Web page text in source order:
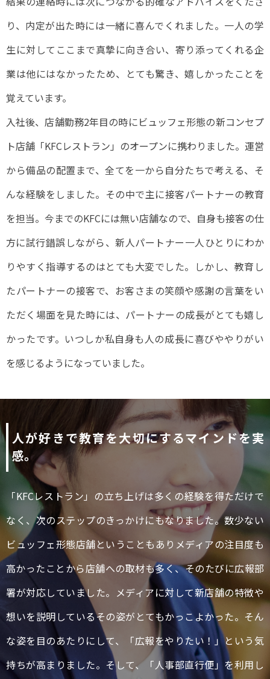
り、内定が出た時には一緒に喜んでくれました。一人の学
生に対してここまで真摯に向き合い、寄り添ってくれる企
業は他にはなかったため、とても驚き、嬉しかったことを
覚えています。
入社後、店舗勤務2年目の時にビュッフェ形態の新コンセプ
ト店舗「KFCレストラン」のオープンに携わりました。運営
から備品の配置まで、全てを一から自分たちで考える、そ
んな経験をしました。その中で主に接客パートナーの教育
を担当。今までのKFCには無い店舗なので、自身も接客の仕
方に試行錯誤しながら、新人パートナー一人ひとりにわか
りやすく指導するのはとても大変でした。しかし、教育し
たパートナーの接客で、お客さまの笑顔や感謝の言葉をい
ただく場面を見た時には、パートナーの成長がとても嬉し
かったです。いつしか私自身も人の成長に喜びややりがい
を感じるようになっていました。
人が好きで教育を大切にするマインドを実
感。
「KFCレストラン」の立ち上げは多くの経験を得ただけで
なく、次のステップのきっかけにもなりました。数少ない
ビュッフェ形態店舗ということもありメディアの注目度も
高かったことから店舗への取材も多く、そのたびに広報部
署が対応していました。メディアに対して新店舗の特徴や
想いを説明しているその姿がとてもかっこよかった。そん
な姿を目のあたりにして、「広報をやりたい！」という気
持ちが高まりました。そして、「人事部直行便」を利用し